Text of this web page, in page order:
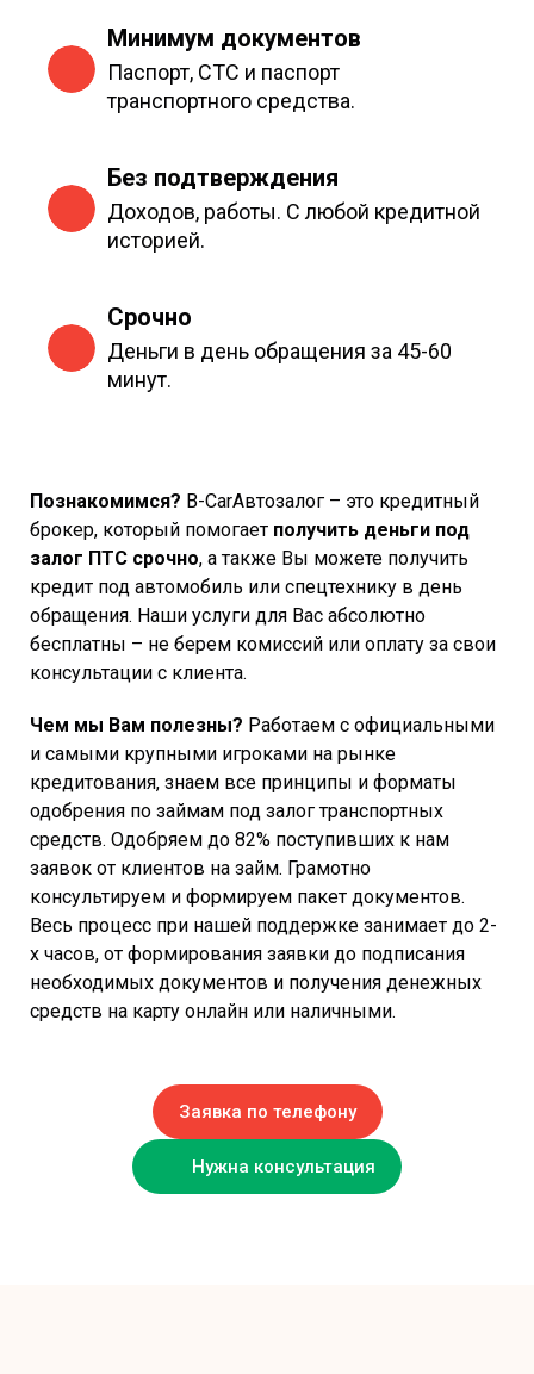
Минимум документов
Паспорт, СТС и паспорт
транспортного средства.
Без подтверждения
Доходов, работы. С любой кредитной
историей.
Срочно
Деньги в день обращения за 45-60
минут.
Познакомимся? B-CarАвтозалог – это кредитный
брокер, который помогает получить деньги под
залог ПТС срочно, а также Вы можете получить
кредит под автомобиль или спецтехнику в день
обращения. Наши услуги для Вас абсолютно
бесплатны – не берем комиссий или оплату за свои
консультации с клиента.
Чем мы Вам полезны? Работаем с официальными
и самыми крупными игроками на рынке
кредитования, знаем все принципы и форматы
одобрения по займам под залог транспортных
средств. Одобряем до 82% поступивших к нам
заявок от клиентов на займ. Грамотно
консультируем и формируем пакет документов.
Весь процесс при нашей поддержке занимает до 2-
х часов, от формирования заявки до подписания
необходимых документов и получения денежных
средств на карту онлайн или наличными.
Заявка по телефону
Нужна консультация